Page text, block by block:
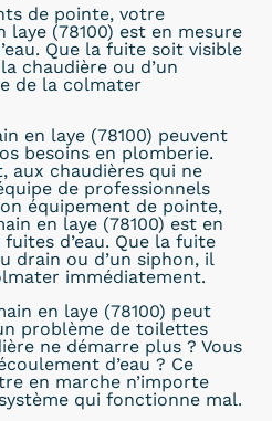
de pointe, votre
(78100) est en mesure
Que la fuite soit visible
chaudière ou d’un
de la colmater
en laye (78100) peuvent
besoins en plomberie.
aux chaudières qui ne
de professionnels
équipement de pointe,
en laye (78100) est en
d’eau. Que la fuite
drain ou d’un siphon, il
immédiatement.
en laye (78100) peut
problème de toilettes
ne démarre plus ? Vous
d’eau ? Ce
en marche n’importe
qui fonctionne mal.